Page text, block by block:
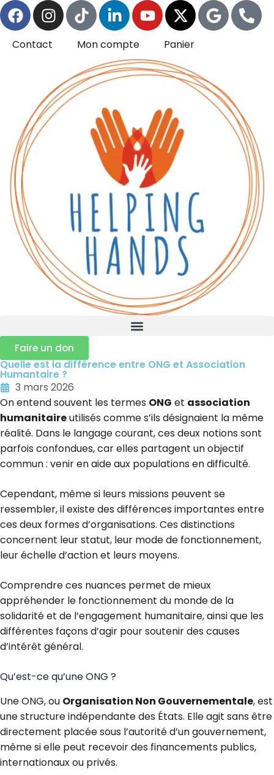
Contact Mon compte Panier
Faire un don
Quelle est la différence entre ONG et Association
Humantaire ?
3 mars 2026
On entend souvent les termes ONG et association
humanitaireutilisés comme s’ils désignaient la même
réalité. Dans le langage courant, ces deux notions sont
parfois confondues, car elles partagent un objectif
commun : venir en aide aux populations en difficulté.
Cependant, même si leurs missions peuvent se
ressembler, il existe des différences importantes entre
ces deux formes d’organisations. Ces distinctions
concernent leur statut, leur mode de fonctionnement,
leur échelle d’action et leurs moyens.
Comprendre ces nuances permet de mieux
appréhender le fonctionnement du monde de la
solidarité et de l’engagement humanitaire, ainsi que les
différentes façons d’agir pour soutenir des causes
d’intérêt général.
Qu’est-ce qu’une ONG ?
Une ONG, ou Organisation Non Gouvernementale, est
une structure indépendante des États. Elle agit sans être
directement placée sous l’autorité d’un gouvernement,
même si elle peut recevoir des financements publics,
internationaux ou privés.